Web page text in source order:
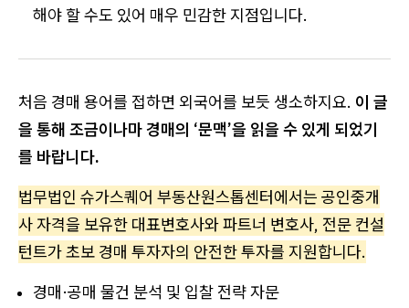
해야 할 수도 있어 매우 민감한 지점입니다.
처음 경매 용어를 접하면 외국어를 보듯 생소하지요. 이 글
을 통해 조금이나마 경매의 ‘문맥’을 읽을 수 있게 되었기
를 바랍니다.
법무법인 슈가스퀘어 부동산원스톱센터에서는 공인중개
사 자격을 보유한 대표변호사와 파트너 변호사, 전문 컨설
턴트가 초보 경매 투자자의 안전한 투자를 지원합니다.
경매·공매 물건 분석 및 입찰 전략 자문